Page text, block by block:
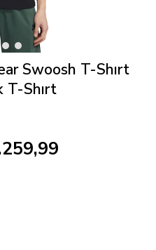
Swoosh T-Shırt
T-Shırt